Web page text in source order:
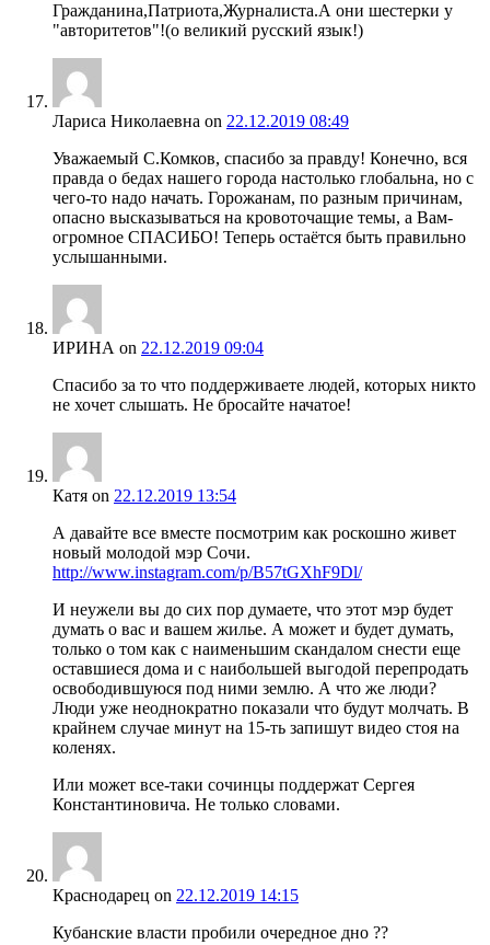
Гражданина,Патриота,Журналиста.А они шестерки у
"авторитетов"!(о великий русский язык!)
Лариса Николаевна on 22.12.2019 08:49
Уважаемый С.Комков, спасибо за правду! Конечно, вся
правда о бедах нашего города настолько глобальна, но с
чего-то надо начать. Горожанам, по разным причинам,
опасно высказываться на кровоточащие темы, а Вам-
огромное СПАСИБО! Теперь остаётся быть правильно
услышанными.
ИРИНА on 22.12.2019 09:04
Спасибо за то что поддерживаете людей, которых никто
не хочет слышать. Не бросайте начатое!
Катя on 22.12.2019 13:54
А давайте все вместе посмотрим как роскошно живет
новый молодой мэр Сочи.
http://www.instagram.com/p/B57tGXhF9Dl/
И неужели вы до сих пор думаете, что этот мэр будет
думать о вас и вашем жилье. А может и будет думать,
только о том как с наименьшим скандалом снести еще
оставшиеся дома и с наибольшей выгодой перепродать
освободившуюся под ними землю. А что же люди?
Люди уже неоднократно показали что будут молчать. В
крайнем случае минут на 15-ть запишут видео стоя на
коленях.
Или может все-таки сочинцы поддержат Сергея
Константиновича. Не только словами.
Краснодарец on 22.12.2019 14:15
Кубанские власти пробили очередное дно ??